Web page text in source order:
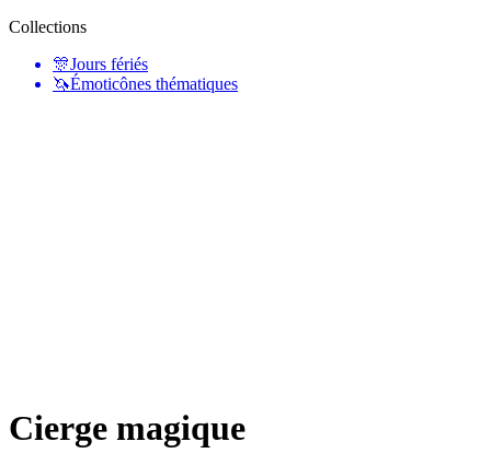
Collections
🎊Jours fériés
🦄Émoticônes thématiques
Cierge magique